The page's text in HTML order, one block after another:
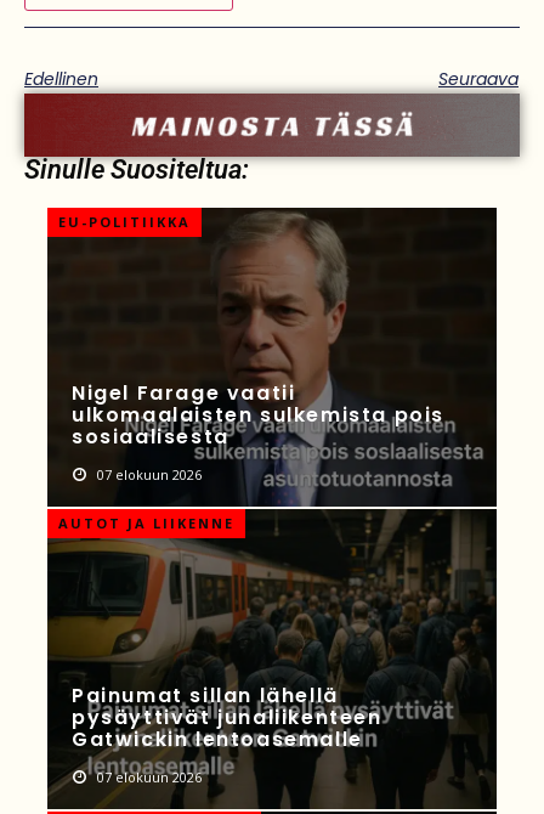
Edellinen Seuraava
Sinulle Suositeltua:
EU-POLITIIKKA
Nigel Farage vaatii
ulkomaalaisten sulkemista pois
sosiaalisesta
07 elokuun 2026
AUTOT JA LIIKENNE
Painumat sillan lähellä
pysäyttivät junaliikenteen
Gatwickin lentoasemalle
07 elokuun 2026